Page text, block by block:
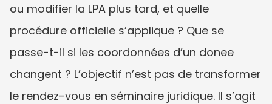
ou modifier la LPA plus tard, et quelle
procédure officielle s’applique ? Que se
passe-t-il si les coordonnées d’un donee
changent ? L’objectif n’est pas de transformer
le rendez-vous en séminaire juridique. Il s’agit